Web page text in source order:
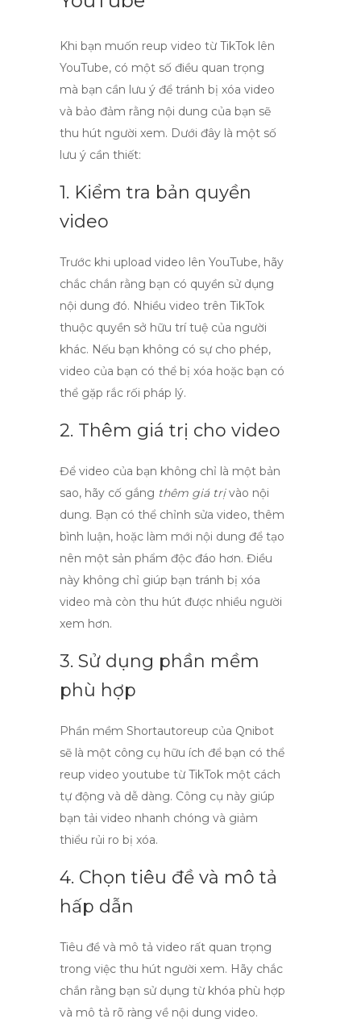
Khi bạn muốn reup video từ TikTok lên
YouTube, có một số điều quan trọng
mà bạn cần lưu ý để tránh bị xóa video
và bảo đảm rằng nội dung của bạn sẽ
thu hút người xem. Dưới đây là một số
lưu ý cần thiết:
1. Kiểm tra bản quyền
video
Trước khi upload video lên YouTube, hãy
chắc chắn rằng bạn có quyền sử dụng
nội dung đó. Nhiều video trên TikTok
thuộc quyền sở hữu trí tuệ của người
khác. Nếu bạn không có sự cho phép,
video của bạn có thể bị xóa hoặc bạn có
thể gặp rắc rối pháp lý.
2. Thêm giá trị cho video
Để video của bạn không chỉ là một bản
sao, hãy cố gắng thêm giá trịvào nội
dung. Bạn có thể chỉnh sửa video, thêm
bình luận, hoặc làm mới nội dung để tạo
nên một sản phẩm độc đáo hơn. Điều
này không chỉ giúp bạn tránh bị xóa
video mà còn thu hút được nhiều người
xem hơn.
3. Sử dụng phần mềm
phù hợp
Phần mềm Shortautoreup của Qnibot
sẽ là một công cụ hữu ích để bạn có thể
reup video youtube từ TikTok một cách
tự động và dễ dàng. Công cụ này giúp
bạn tải video nhanh chóng và giảm
thiểu rủi ro bị xóa.
4. Chọn tiêu đề và mô tả
hấp dẫn
Tiêu đề và mô tả video rất quan trọng
trong việc thu hút người xem. Hãy chắc
chắn rằng bạn sử dụng từ khóa phù hợp
và mô tả rõ ràng về nội dung video.